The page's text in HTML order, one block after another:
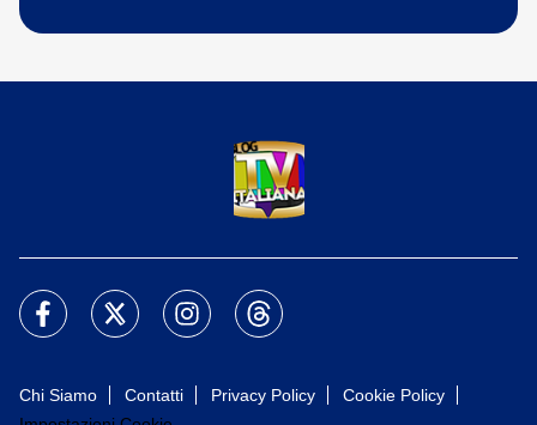
Chi Siamo Contatti Privacy Policy
Cookie Policy